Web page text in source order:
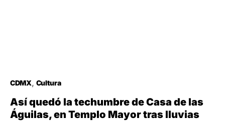
CDMX Cultura
Así quedó la techumbre de Casa de las
Águilas, en Templo Mayor tras lluvias